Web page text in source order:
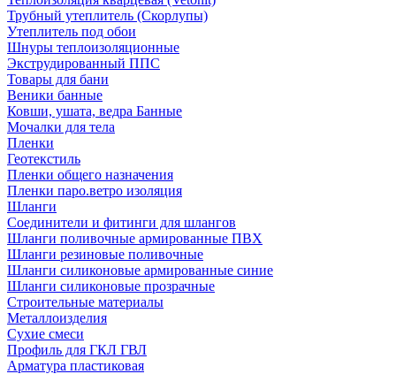
Трубный утеплитель (Скорлупы)
Утеплитель под обои
Шнуры теплоизоляционные
Экструдированный ППС
Товары для бани
Веники банные
Ковши, ушата, ведра Банные
Мочалки для тела
Пленки
Геотекстиль
Пленки общего назначения
Пленки паро.ветро изоляция
Шланги
Соединители и фитинги для шлангов
Шланги поливочные армированные ПВХ
Шланги резиновые поливочные
Шланги силиконовые армированные синие
Шланги силиконовые прозрачные
Строительные материалы
Металлоизделия
Сухие смеси
Профиль для ГКЛ ГВЛ
Арматура пластиковая